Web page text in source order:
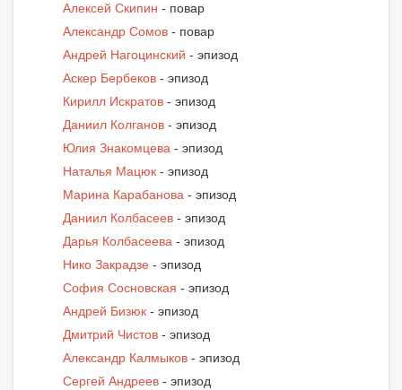
Алексей Скипин - повар
Александр Сомов - повар
Андрей Нагоцинский - эпизод
Аскер Бербеков - эпизод
Кирилл Искратов - эпизод
Даниил Колганов - эпизод
Юлия Знакомцева - эпизод
Наталья Мацюк - эпизод
Марина Карабанова - эпизод
Даниил Колбасеев - эпизод
Дарья Колбасеева - эпизод
Нико Закрадзе - эпизод
София Сосновская - эпизод
Андрей Бизюк - эпизод
Дмитрий Чистов - эпизод
Александр Калмыков - эпизод
Сергей Андреев - эпизод